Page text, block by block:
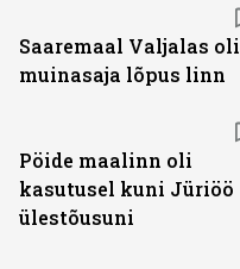
Saaremaal Valjalas oli
muinasaja lõpus linn
Pöide maalinn oli
kasutusel kuni Jüriöö
ülestõusuni